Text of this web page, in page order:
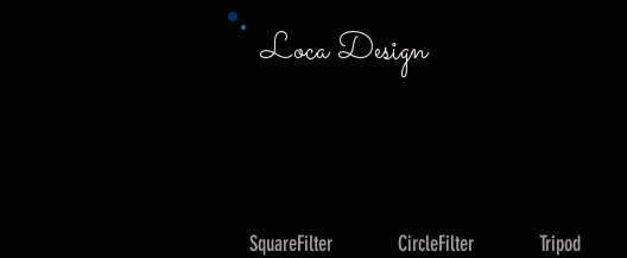
Loca Design
SquareFilter CircleFilter Tripod